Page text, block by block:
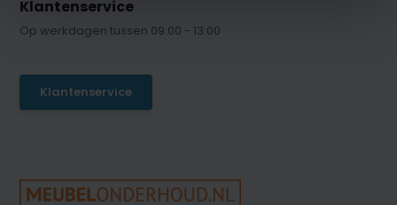
Klantenservice
Op werkdagen tussen 09:00 - 13:00
Klantenservice